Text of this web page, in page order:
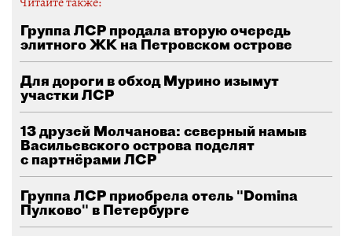
Группа ЛСР продала вторую очередь
элитного ЖК на Петровском острове
Для дороги в обход Мурино изымут
участки ЛСР
13 друзей Молчанова: северный намыв
Васильевского острова поделят
с партнёрами ЛСР
Группа ЛСР приобрела отель "Domina
Пулково" в Петербурге